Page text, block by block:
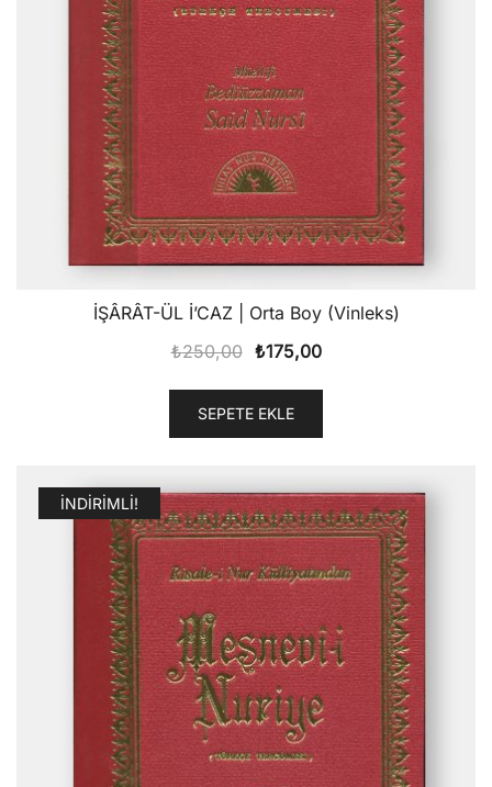
İŞÂRÂT-ÜL İ’CAZ | Orta Boy (Vinleks)
₺250,00 Orijinal
₺250,00.
₺175,00Şu
₺175,00.
SEPETE EKLE
İNDIRIMLI!